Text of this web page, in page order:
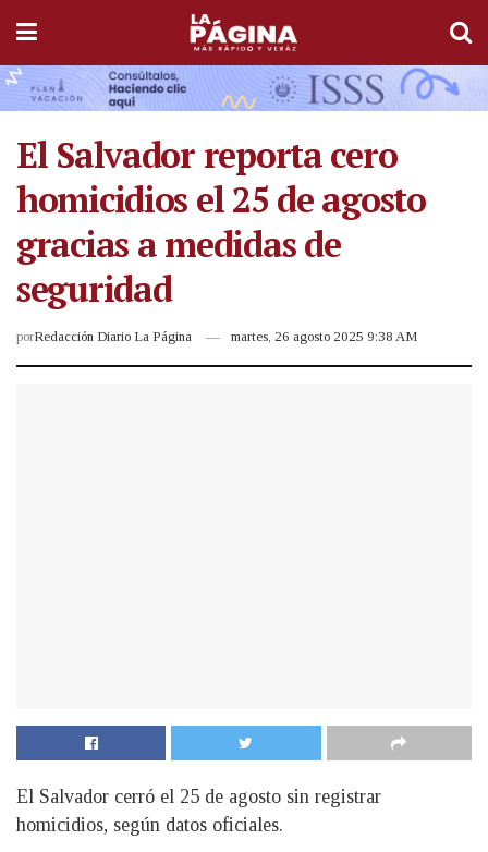
El Salvador reporta cero
homicidios el 25 de agosto
gracias a medidas de
seguridad
porRedacción Diario La Página martes, 26 agosto 2025 9:38 AM
El Salvador cerró el 25 de agosto sin registrar
homicidios, según datos oficiales.